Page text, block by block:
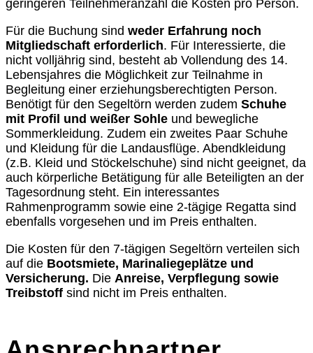
geringeren Teilnehmeranzahl die Kosten pro Person.
Für die Buchung sind weder Erfahrung noch
Mitgliedschaft erforderlich. Für Interessierte, die
nicht volljährig sind, besteht ab Vollendung des 14.
Lebensjahres die Möglichkeit zur Teilnahme in
Begleitung einer erziehungsberechtigten Person.
Benötigt für den Segeltörn werden zudem Schuhe
mit Profil und weißer Sohle und bewegliche
Sommerkleidung. Zudem ein zweites Paar Schuhe
und Kleidung für die Landausflüge. Abendkleidung
(z.B. Kleid und Stöckelschuhe) sind nicht geeignet, da
auch körperliche Betätigung für alle Beteiligten an der
Tagesordnung steht. Ein interessantes
Rahmenprogramm sowie eine 2-tägige Regatta sind
ebenfalls vorgesehen und im Preis enthalten.
Die Kosten für den 7-tägigen Segeltörn verteilen sich
auf die Bootsmiete, Marinaliegeplätze und
Versicherung. Die Anreise, Verpflegung sowie
Treibstoff sind nicht im Preis enthalten.